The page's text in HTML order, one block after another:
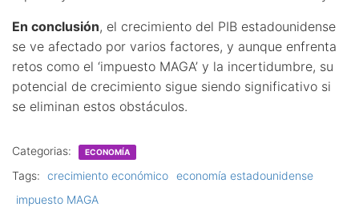
En conclusión, el crecimiento del PIB estadounidense
se ve afectado por varios factores, y aunque enfrenta
retos como el ‘impuesto MAGA’ y la incertidumbre, su
potencial de crecimiento sigue siendo significativo si
se eliminan estos obstáculos.
Categorias: ECONOMÍA
Tags: crecimiento económico economía estadounidense
impuesto MAGA